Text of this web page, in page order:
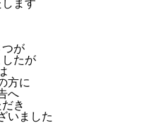
ます
つが
たが
方に
へ
き
いました